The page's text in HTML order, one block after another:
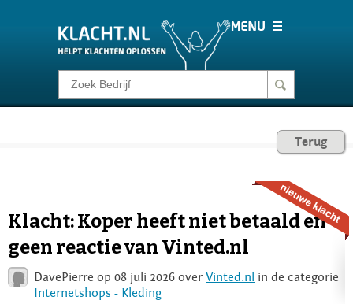
Klacht melden
Consumentenrecht
Voor Bedrijven
Login
Terug
Klacht: Koper heeft niet betaald en
geen reactie van Vinted.nl
DavePierre op 08 juli 2026 overVinted.nl in de categorie
Internetshops - Kleding